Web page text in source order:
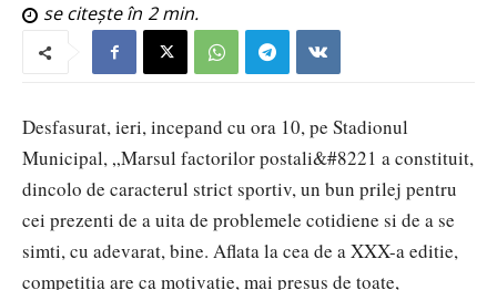
se citește în 2min.
Desfasurat, ieri, incepand cu ora 10, pe Stadionul
Municipal, „Marsul factorilor postali&#8221 a constituit,
dincolo de caracterul strict sportiv, un bun prilej pentru
cei prezenti de a uita de problemele cotidiene si de a se
simti, cu adevarat, bine. Aflata la cea de a XXX-a editie,
competitia are ca motivatie, mai presus de toate,